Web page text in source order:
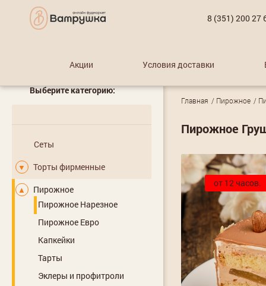
8 (351) 200 27
Акции Условия доставки
Выберите категорию:
Сеты
▼ Торты фирменные
▲
Пирожное
Пирожное Нарезное
Пирожное Евро
Капкейки
Тарты
Эклеры и профитроли
Главная Пирожное
Пирожное
от 12 часов.